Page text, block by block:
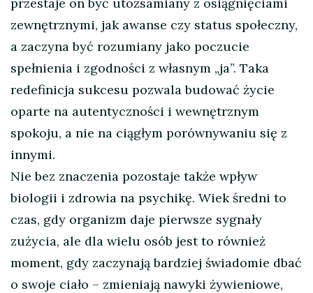
zewnętrznymi, jak awanse czy status społeczny,
a zaczyna być rozumiany jako poczucie
spełnienia i zgodności z własnym „ja”. Taka
redefinicja sukcesu pozwala budować życie
oparte na autentyczności i wewnętrznym
spokoju, a nie na ciągłym porównywaniu się z
innymi.
Nie bez znaczenia pozostaje także wpływ
biologii i zdrowia na psychikę. Wiek średni to
czas, gdy organizm daje pierwsze sygnały
zużycia, ale dla wielu osób jest to również
moment, gdy zaczynają bardziej świadomie dbać
o swoje ciało – zmieniają nawyki żywieniowe,